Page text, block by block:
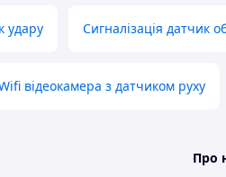
регулярно передає сигнал
і спроби підміни;
удару Сигналізація датчик
відеокамера з датчиком руху
Про